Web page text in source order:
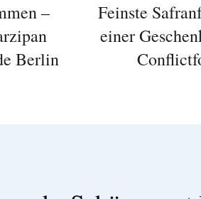
–
Berlin
Feinste
einer